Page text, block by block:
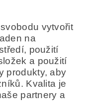
vytvořit
na
použití
a použití
produkty, aby
Kvalita je
partnery a